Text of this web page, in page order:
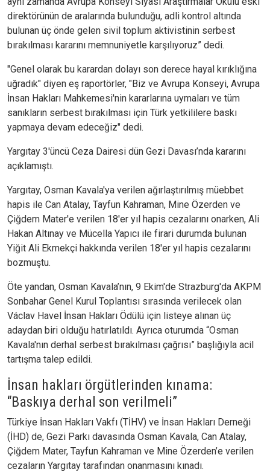
direktörünün de aralarında bulunduğu, adli kontrol altında
bulunan üç önde gelen sivil toplum aktivistinin serbest
bırakılması kararını memnuniyetle karşılıyoruz” dedi.
"Genel olarak bu karardan dolayı son derece hayal kırıklığına
uğradık" diyen eş raportörler, "Biz ve Avrupa Konseyi, Avrupa
İnsan Hakları Mahkemesi'nin kararlarına uymaları ve tüm
sanıkların serbest bırakılması için Türk yetkililere baskı
yapmaya devam edeceğiz" dedi.
Yargıtay 3'üncü Ceza Dairesi dün Gezi Davası’nda kararını
açıklamıştı.
Yargıtay, Osman Kavala'ya verilen ağırlaştırılmış müebbet
hapis ile Can Atalay, Tayfun Kahraman, Mine Özerden ve
Çiğdem Mater'e verilen 18'er yıl hapis cezalarını onarken, Ali
Hakan Altınay ve Mücella Yapıcı ile firari durumda bulunan
Yiğit Ali Ekmekçi hakkında verilen 18'er yıl hapis cezalarını
bozmuştu.
Öte yandan, Osman Kavala’nın, 9 Ekim'de Strazburg'da AKPM
Sonbahar Genel Kurul Toplantısı sırasında verilecek olan
Václav Havel İnsan Hakları Ödülü için listeye alınan üç
adaydan biri olduğu hatırlatıldı. Ayrıca oturumda “Osman
Kavala'nın derhal serbest bırakılması çağrısı” başlığıyla acil
tartışma talep edildi.
İnsan hakları örgütlerinden kınama:
“Baskıya derhal son verilmeli”
Türkiye İnsan Hakları Vakfı (TİHV) ve İnsan Hakları Derneği
(İHD) de, Gezi Parkı davasında Osman Kavala, Can Atalay,
Çiğdem Mater, Tayfun Kahraman ve Mine Özerden’e verilen
cezaların Yargıtay tarafından onanmasını kınadı.